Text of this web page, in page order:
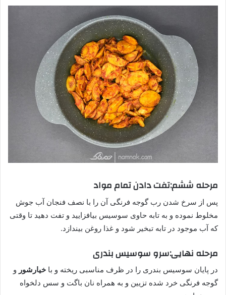
مرحله ششم:تفت دادن تمام مواد
پس از سرخ شدن رب گوجه فرنگی آن را با نصف فنجان آب جوش
مخلوط نموده و به تابه حاوی سوسیس بیافزایید و تفت دهید تا وقتی
که آب موجود در تابه تبخیر شود و غذا روغن بیندازد.
مرحله نهایی:سرو سوسیس بندری
در پایان سوسیس بندری را در ظرف مناسبی ریخته و با خیارشور و
گوجه فرنگی خرد شده تزیین و به همراه نان باگت و سس دلخواه